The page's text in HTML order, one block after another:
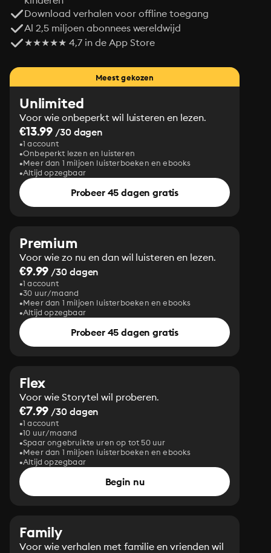
Download verhalen voor offline toegang
Al 2,5 miljoen abonnees wereldwijd
★★★★★ 4,7 in de App Store
Meest gekozen
Unlimited
Voor wie onbeperkt wil luisteren en lezen.
€13.99 /30 dagen
1 account
Onbeperkt lezen en luisteren
Meer dan 1 miljoen luisterboeken en ebooks
Altijd opzegbaar
Probeer 45 dagen gratis
Premium
Voor wie zo nu en dan wil luisteren en lezen.
€9.99 /30 dagen
1 account
30 uur/maand
Meer dan 1 miljoen luisterboeken en ebooks
Altijd opzegbaar
Probeer 45 dagen gratis
Flex
Voor wie Storytel wil proberen.
€7.99 /30 dagen
1 account
10 uur/maand
Spaar ongebruikte uren op tot 50 uur
Meer dan 1 miljoen luisterboeken en ebooks
Altijd opzegbaar
Begin nu
Family
Voor wie verhalen met familie en vrienden wil